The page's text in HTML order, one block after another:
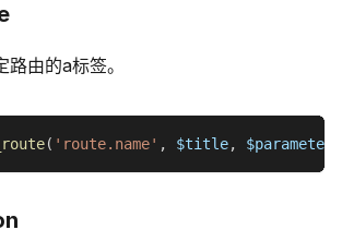
由的a标签。
( 'route.name' , $title, $parameters